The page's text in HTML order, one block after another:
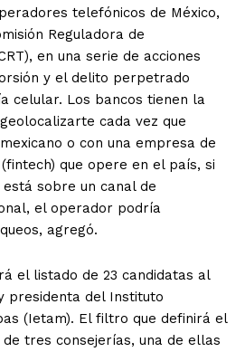
telefónicos de México,
Reguladora de
en una serie de acciones
y el delito perpetrado
celular. Los bancos tienen la
cada vez que
o con una empresa de
que opere en el país, si
sobre un canal de
el operador podría
agregó.
el listado de 23 candidatas al
presidenta del Instituto
(Ietam). El filtro que definirá el
tres consejerías, una de ellas